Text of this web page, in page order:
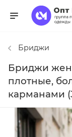
Бриджи
Бриджи
плотные,
карманами